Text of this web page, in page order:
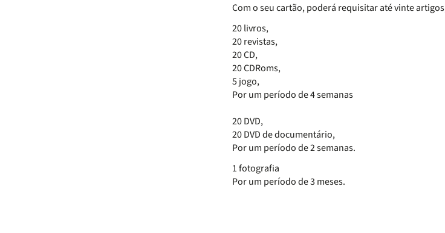
Com o seu cartão, poderá requisitar até vinte
20 livros,
20 revistas,
20 CD,
20 CDRoms,
5 jogo,
Por um período de 4 semanas
20 DVD,
20 DVD de documentário,
Por um período de 2 semanas.
1 fotografia
Por um período de 3 meses.